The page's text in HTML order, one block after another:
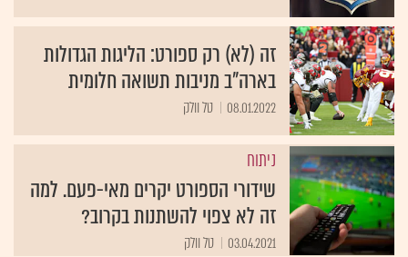
זה (לא) רק ספורט: הליגות הגדולות
בארה”ב מניבות תשואה חלומית
08.01.2022 טל וולק
ניתוח
שידורי הספורט יקרים מאי-פעם. למה
זה לא צפוי להשתנות בקרוב?
03.04.2021 טל וולק